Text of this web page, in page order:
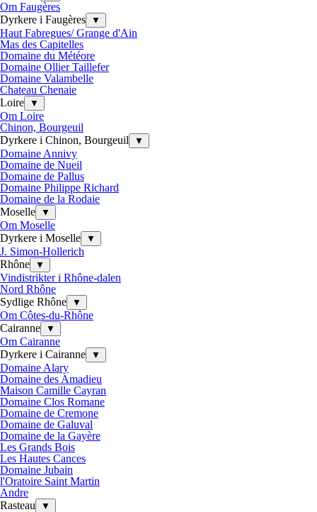
Om Faugères
Dyrkere i Faugères
▼
Haut Fabregues/ Grange d'Ain
Mas des Capitelles
Domaine du Météore
Domaine Ollier Taillefer
Domaine Valambelle
Chateau Chenaie
Loire
▼
Om Loire
Chinon, Bourgeuil
Dyrkere i Chinon, Bourgeuil
▼
Domaine Annivy
Domaine de Nueil
Domaine de Pallus
Domaine Philippe Richard
Domaine de la Rodaie
Moselle
▼
Om Moselle
Dyrkere i Moselle
▼
J. Simon-Hollerich
Rhône
▼
Vindistrikter i Rhône-dalen
Nord Rhône
Sydlige Rhône
▼
Om Côtes-du-Rhône
Cairanne
▼
Om Cairanne
Dyrkere i Cairanne
▼
Domaine Alary
Domaine des Amadieu
Maison Camille Cayran
Domaine Clos Romane
Domaine de Cremone
Domaine de Galuval
Domaine de la Gayère
Les Grands Bois
Les Hautes Cances
Domaine Jubain
l'Oratoire Saint Martin
Andre
Rasteau
▼